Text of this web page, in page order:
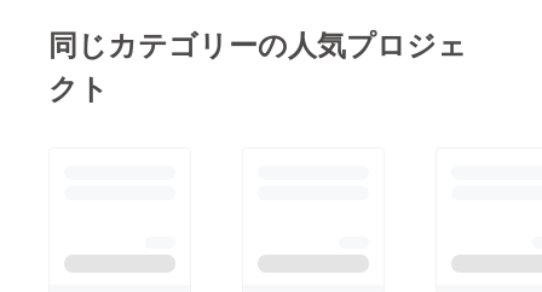
につき
まして
レーヨ
同じカテゴリーの人気プロジェ
クト